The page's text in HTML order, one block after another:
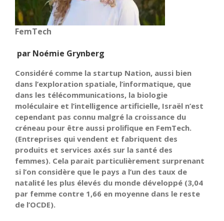
FemTech
par Noémie Grynberg
Considéré comme la startup Nation, aussi bien
dans l’exploration spatiale, l’informatique, que
dans les télécommunications, la biologie
moléculaire et l’intelligence artificielle, Israël n’est
cependant pas connu malgré la croissance du
créneau pour être aussi prolifique en FemTech.
(Entreprises qui vendent et fabriquent des
produits et services axés sur la santé des
femmes). Cela parait particulièrement surprenant
si l’on considère que le pays a l’un des taux de
natalité les plus élevés du monde développé (3,04
par femme contre 1,66 en moyenne dans le reste
de l’OCDE).